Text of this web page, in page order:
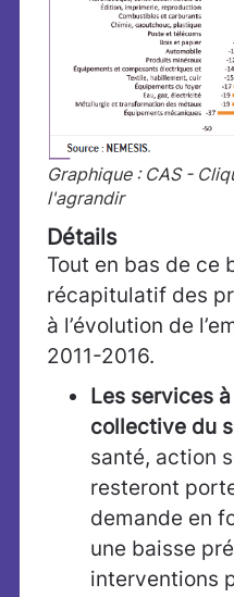
Graphique : CAS -
l'agrandir
Détails
Tout en bas de ce
récapitulatif des
à l’évolution de
2011-2016.
Les services
collective du
santé, action
resteront
demande en
une baisse
interventions